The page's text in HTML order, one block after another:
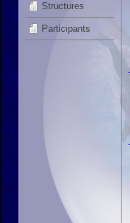
Structures
Participants